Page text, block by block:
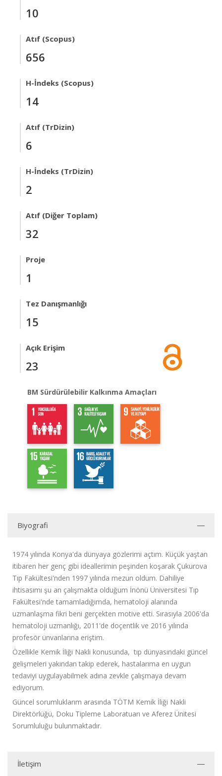
10
Atıf (Scopus)
656
H-İndeks (Scopus)
14
Atıf (TrDizin)
6
H-İndeks (TrDizin)
2
Atıf (Diğer Toplam)
32
Proje
1
Tez Danışmanlığı
15
Açık Erişim
23
BM Sürdürülebilir Kalkınma Amaçları
Biyografi
1974 yılında Konya'da dünyaya gözlerimi açtım. Küçük yaştan
itibaren her genç gibi ideallerimin peşinden koşarak Çukurova
Tıp Fakültesi'nden 1997 yılında mezun oldum. Dahiliye
ihtisasımı şu an çalışmakta olduğum İnönü Üniversitesi Tıp
Fakültesi'nde tamamladığımda, hematoloji alanında
uzmanlaşma fikri beni gerçekten motive etti. Sırasıyla 2006'da
hematoloji uzmanlığı, 2011'de doçentlik ve 2016 yılında
profesör ünvanlarına eriştim.
Özellikle Kemik İliği Nakli konusunda, tıp dünyasındaki güncel
gelişmeleri yakından takip ederek, hastalarıma en uygun
tedaviyi uygulayabilmek adına zevkle çalışmaya devam
ediyorum.
Güncel sorumluklarım arasında TÖTM Kemik İliği Nakli
Direktörlüğü, Doku Tipleme Laboratuarı ve Aferez Ünitesi
Sorumluluğu bulunmaktadır.
İletişim